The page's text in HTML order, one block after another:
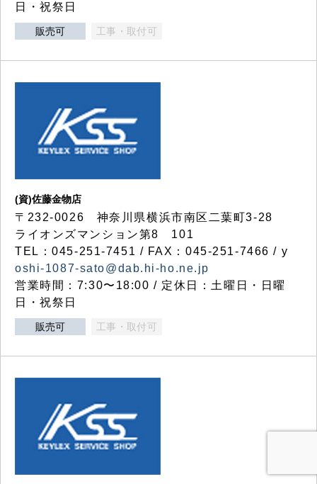
日・祝祭日
販売可 工事・取付可
(資)佐藤金物店
〒232-0026 神奈川県横浜市南区二葉町3-28
ライオンズマンション第8 101
TEL：045-251-7451 / FAX：045-251-7466 / y
oshi-1087-sato@dab.hi-ho.ne.jp
営業時間：7:30〜18:00 / 定休日：土曜日・日曜
日・祝祭日
販売可 工事・取付可